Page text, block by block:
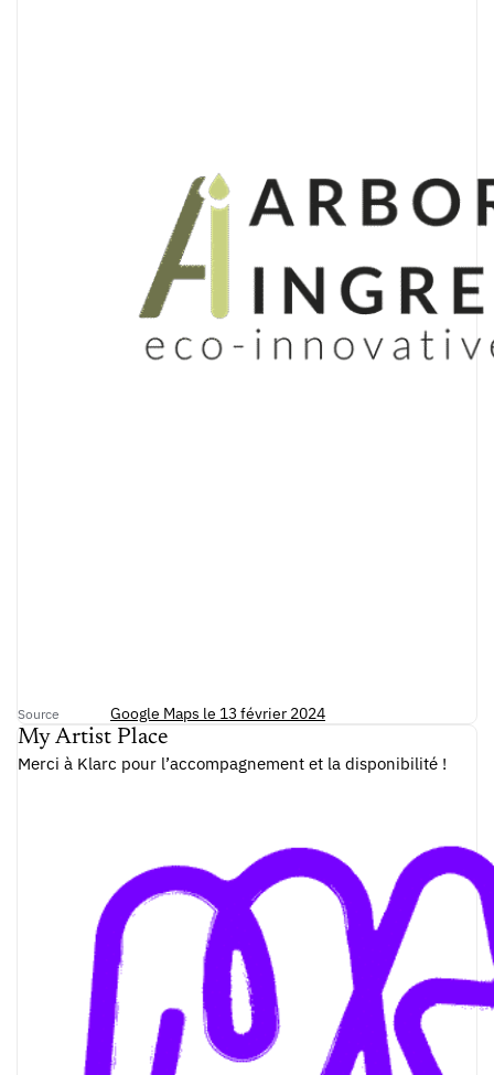
Source Google Maps le 13 février 2024
My Artist Place
Merci à Klarc pour l’accompagnement et la disponibilité !